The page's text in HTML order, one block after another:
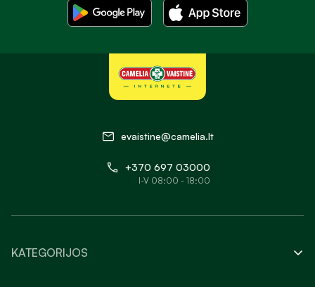
evaistine@camelia.lt
+370 697 03000
I-V 08:00 - 18:00
KATEGORIJOS